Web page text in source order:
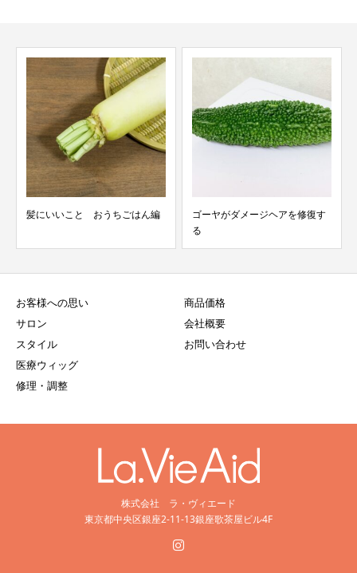
髪にいいこと おうちごはん編
ゴーヤがダメージヘアを修復す
る
お客様への思い
サロン
スタイル
医療ウィッグ
修理・調整
商品価格
会社概要
お問い合わせ
株式会社 ラ・ヴィエード
東京都中央区銀座2-11-13銀座歌茶屋ビル4F